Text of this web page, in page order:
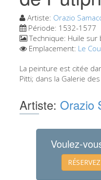
Contact
Explorer
Visite
Les
Les
Les
Le
Artiste: Orazio
Période: 1532-1577
Technique: Huile sur
Emplacement: Le
La peinture est citée
Pitti; dans la Galerie
Artiste: Orazio
Voulez-